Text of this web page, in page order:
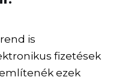
is
fizetések
ezek